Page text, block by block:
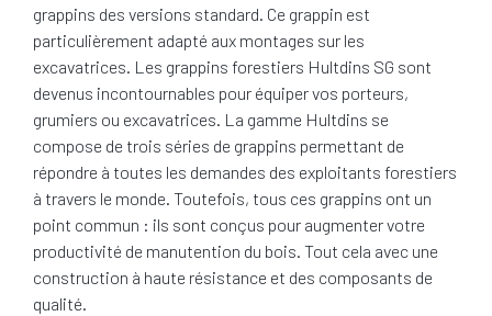
grappins des versions standard. Ce grappin est
particulièrement adapté aux montages sur les
excavatrices. Les grappins forestiers Hultdins SG sont
devenus incontournables pour équiper vos porteurs,
grumiers ou excavatrices. La gamme Hultdins se
compose de trois séries de grappins permettant de
répondre à toutes les demandes des exploitants forestiers
à travers le monde. Toutefois, tous ces grappins ont un
point commun : ils sont conçus pour augmenter votre
productivité de manutention du bois. Tout cela avec une
construction à haute résistance et des composants de
qualité.